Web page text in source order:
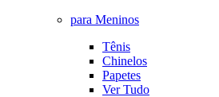
para Meninos
Tênis
Chinelos
Papetes
Ver Tudo